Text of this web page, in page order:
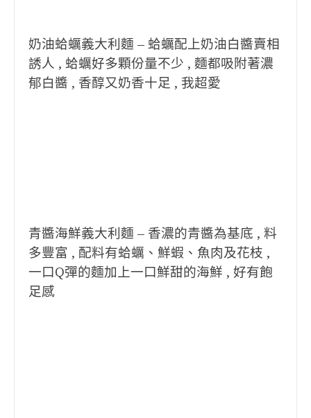
奶油蛤蠣義大利麵 – 蛤蠣配上奶油白醬賣相
誘人 , 蛤蠣好多顆份量不少 , 麵都吸附著濃
郁白醬 , 香醇又奶香十足 , 我超愛
青醬海鮮義大利麵 – 香濃的青醬為基底 , 料
多豐富 , 配料有蛤蠣、鮮蝦、魚肉及花枝 ,
一口Q彈的麵加上一口鮮甜的海鮮 , 好有飽
足感